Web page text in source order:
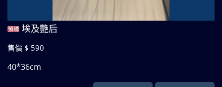
埃及艷后
售價 $ 590
40*36cm